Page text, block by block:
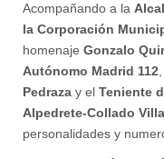
Acompañando a la
la Corporación
homenaje Gonzalo
Autónomo Madrid 112
Pedraza y el Teniente
Alpedrete-Collado
personalidades y